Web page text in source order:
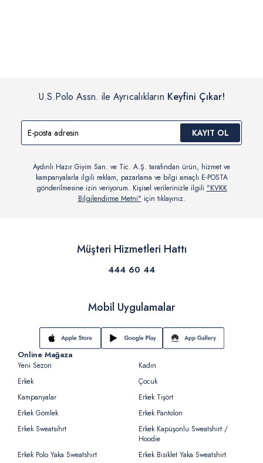
U.S.Polo Assn. ile Ayrıcalıkların Keyfini Çıkar!
KAYIT OL
Aydınlı Hazır Giyim San. ve Tic. A.Ş. tarafından ürün, hizmet ve
kampanyalarla ilgili reklam, pazarlama ve bilgi amaçlı E-POSTA
gönderilmesine izin veriyorum. Kişisel verilerinizle ilgili "KVKK
Bilgilendirme Metni" için tıklayınız.
Müşteri Hizmetleri Hattı
444 60 44
Mobil Uygulamalar
Online Mağaza
Yeni Sezon
Kadın
Erkek
Çocuk
Kampanyalar
Erkek Tişört
Erkek Gömlek
Erkek Pantolon
Erkek Sweatsihrt
Erkek Kapüşonlu Sweatshirt /
Hoodie
Erkek Polo Yaka Sweatshirt
Erkek Bisiklet Yaka Sweatshirt